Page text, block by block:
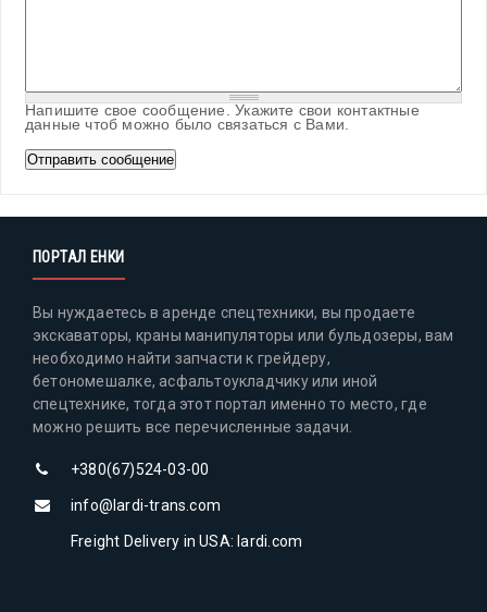
Напишите свое сообщение. Укажите свои контактные
данные чтоб можно было связаться с Вами.
ПОРТАЛ ЕНКИ
Вы нуждаетесь в аренде спецтехники, вы продаете
экскаваторы, краны манипуляторы или бульдозеры, вам
необходимо найти запчасти к грейдеру,
бетономешалке, асфальтоукладчику или иной
спецтехнике, тогда этот портал именно то место, где
можно решить все перечисленные задачи.
+380(67)524-03-00
info@lardi-trans.com
Freight Delivery in USA: lardi.com